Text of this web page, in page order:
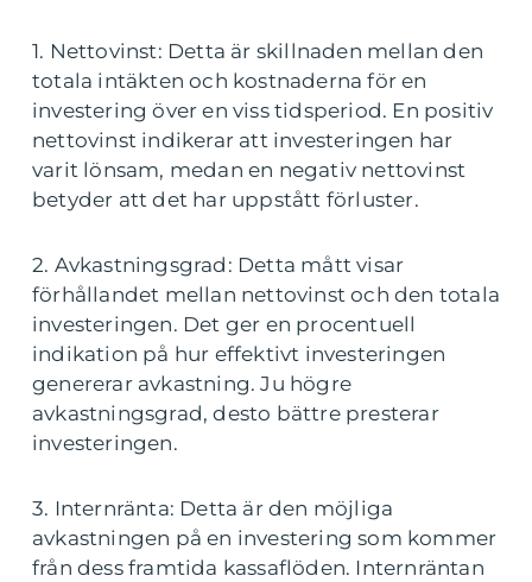
1. Nettovinst: Detta är skillnaden mellan den
totala intäkten och kostnaderna för en
investering över en viss tidsperiod. En positiv
nettovinst indikerar att investeringen har
varit lönsam, medan en negativ nettovinst
betyder att det har uppstått förluster.
2. Avkastningsgrad: Detta mått visar
förhållandet mellan nettovinst och den totala
investeringen. Det ger en procentuell
indikation på hur effektivt investeringen
genererar avkastning. Ju högre
avkastningsgrad, desto bättre presterar
investeringen.
3. Internränta: Detta är den möjliga
avkastningen på en investering som kommer
från dess framtida kassaflöden. Internräntan